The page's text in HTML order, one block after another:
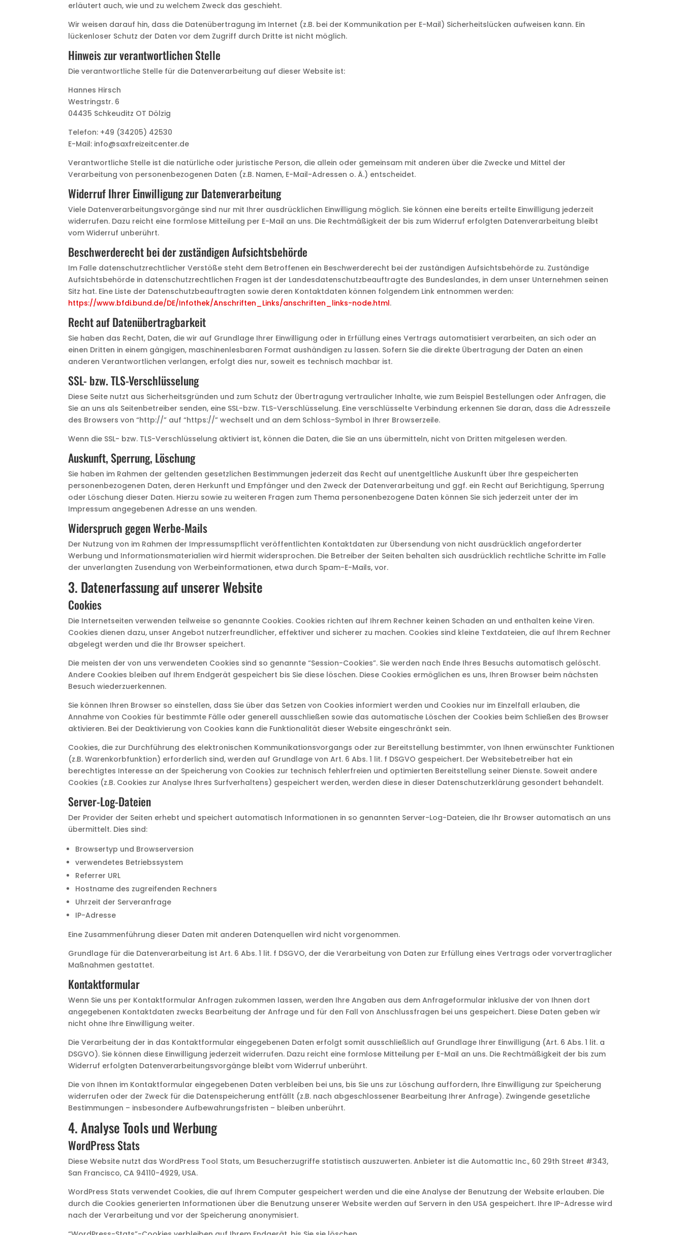
erläutert auch, wie und zu welchem Zweck das geschieht.
Wir weisen darauf hin, dass die Datenübertragung im Internet (z.B. bei der Kommunikation per E-Mail) Sicherheitslücken aufweisen kann. Ein
lückenloser Schutz der Daten vor dem Zugriff durch Dritte ist nicht möglich.
Hinweis zur verantwortlichen Stelle
Die verantwortliche Stelle für die Datenverarbeitung auf dieser Website ist:
Hannes Hirsch
Westringstr. 6
04435 Schkeuditz OT Dölzig
Telefon: +49 (34205) 42530
E-Mail: info@saxfreizeitcenter.de
Verantwortliche Stelle ist die natürliche oder juristische Person, die allein oder gemeinsam mit anderen über die Zwecke und Mittel der
Verarbeitung von personenbezogenen Daten (z.B. Namen, E-Mail-Adressen o. Ä.) entscheidet.
Widerruf Ihrer Einwilligung zur Datenverarbeitung
Viele Datenverarbeitungsvorgänge sind nur mit Ihrer ausdrücklichen Einwilligung möglich. Sie können eine bereits erteilte Einwilligung jederzeit
widerrufen. Dazu reicht eine formlose Mitteilung per E-Mail an uns. Die Rechtmäßigkeit der bis zum Widerruf erfolgten Datenverarbeitung bleibt
vom Widerruf unberührt.
Beschwerderecht bei der zuständigen Aufsichtsbehörde
Im Falle datenschutzrechtlicher Verstöße steht dem Betroffenen ein Beschwerderecht bei der zuständigen Aufsichtsbehörde zu. Zuständige
Aufsichtsbehörde in datenschutzrechtlichen Fragen ist der Landesdatenschutzbeauftragte des Bundeslandes, in dem unser Unternehmen seinen
Sitz hat. Eine Liste der Datenschutzbeauftragten sowie deren Kontaktdaten können folgendem Link entnommen werden:
https://www.bfdi.bund.de/DE/Infothek/Anschriften_Links/anschriften_links-node.html.
Recht auf Datenübertragbarkeit
Sie haben das Recht, Daten, die wir auf Grundlage Ihrer Einwilligung oder in Erfüllung eines Vertrags automatisiert verarbeiten, an sich oder an
einen Dritten in einem gängigen, maschinenlesbaren Format aushändigen zu lassen. Sofern Sie die direkte Übertragung der Daten an einen
anderen Verantwortlichen verlangen, erfolgt dies nur, soweit es technisch machbar ist.
SSL- bzw. TLS-Verschlüsselung
Diese Seite nutzt aus Sicherheitsgründen und zum Schutz der Übertragung vertraulicher Inhalte, wie zum Beispiel Bestellungen oder Anfragen, die
Sie an uns als Seitenbetreiber senden, eine SSL-bzw. TLS-Verschlüsselung. Eine verschlüsselte Verbindung erkennen Sie daran, dass die Adresszeile
des Browsers von “http://” auf “https://” wechselt und an dem Schloss-Symbol in Ihrer Browserzeile.
Wenn die SSL- bzw. TLS-Verschlüsselung aktiviert ist, können die Daten, die Sie an uns übermitteln, nicht von Dritten mitgelesen werden.
Auskunft, Sperrung, Löschung
Sie haben im Rahmen der geltenden gesetzlichen Bestimmungen jederzeit das Recht auf unentgeltliche Auskunft über Ihre gespeicherten
personenbezogenen Daten, deren Herkunft und Empfänger und den Zweck der Datenverarbeitung und ggf. ein Recht auf Berichtigung, Sperrung
oder Löschung dieser Daten. Hierzu sowie zu weiteren Fragen zum Thema personenbezogene Daten können Sie sich jederzeit unter der im
Impressum angegebenen Adresse an uns wenden.
Widerspruch gegen Werbe-Mails
Der Nutzung von im Rahmen der Impressumspflicht veröffentlichten Kontaktdaten zur Übersendung von nicht ausdrücklich angeforderter
Werbung und Informationsmaterialien wird hiermit widersprochen. Die Betreiber der Seiten behalten sich ausdrücklich rechtliche Schritte im Falle
der unverlangten Zusendung von Werbeinformationen, etwa durch Spam-E-Mails, vor.
3. Datenerfassung auf unserer Website
Cookies
Die Internetseiten verwenden teilweise so genannte Cookies. Cookies richten auf Ihrem Rechner keinen Schaden an und enthalten keine Viren.
Cookies dienen dazu, unser Angebot nutzerfreundlicher, effektiver und sicherer zu machen. Cookies sind kleine Textdateien, die auf Ihrem Rechner
abgelegt werden und die Ihr Browser speichert.
Die meisten der von uns verwendeten Cookies sind so genannte “Session-Cookies”. Sie werden nach Ende Ihres Besuchs automatisch gelöscht.
Andere Cookies bleiben auf Ihrem Endgerät gespeichert bis Sie diese löschen. Diese Cookies ermöglichen es uns, Ihren Browser beim nächsten
Besuch wiederzuerkennen.
Sie können Ihren Browser so einstellen, dass Sie über das Setzen von Cookies informiert werden und Cookies nur im Einzelfall erlauben, die
Annahme von Cookies für bestimmte Fälle oder generell ausschließen sowie das automatische Löschen der Cookies beim Schließen des Browser
aktivieren. Bei der Deaktivierung von Cookies kann die Funktionalität dieser Website eingeschränkt sein.
Cookies, die zur Durchführung des elektronischen Kommunikationsvorgangs oder zur Bereitstellung bestimmter, von Ihnen erwünschter Funktionen
(z.B. Warenkorbfunktion) erforderlich sind, werden auf Grundlage von Art. 6 Abs. 1 lit. f DSGVO gespeichert. Der Websitebetreiber hat ein
berechtigtes Interesse an der Speicherung von Cookies zur technisch fehlerfreien und optimierten Bereitstellung seiner Dienste. Soweit andere
Cookies (z.B. Cookies zur Analyse Ihres Surfverhaltens) gespeichert werden, werden diese in dieser Datenschutzerklärung gesondert behandelt.
Server-Log-Dateien
Der Provider der Seiten erhebt und speichert automatisch Informationen in so genannten Server-Log-Dateien, die Ihr Browser automatisch an uns
übermittelt. Dies sind:
Browsertyp und Browserversion
verwendetes Betriebssystem
Referrer URL
Hostname des zugreifenden Rechners
Uhrzeit der Serveranfrage
IP-Adresse
Eine Zusammenführung dieser Daten mit anderen Datenquellen wird nicht vorgenommen.
Grundlage für die Datenverarbeitung ist Art. 6 Abs. 1 lit. f DSGVO, der die Verarbeitung von Daten zur Erfüllung eines Vertrags oder vorvertraglicher
Maßnahmen gestattet.
Kontaktformular
Wenn Sie uns per Kontaktformular Anfragen zukommen lassen, werden Ihre Angaben aus dem Anfrageformular inklusive der von Ihnen dort
angegebenen Kontaktdaten zwecks Bearbeitung der Anfrage und für den Fall von Anschlussfragen bei uns gespeichert. Diese Daten geben wir
nicht ohne Ihre Einwilligung weiter.
Die Verarbeitung der in das Kontaktformular eingegebenen Daten erfolgt somit ausschließlich auf Grundlage Ihrer Einwilligung (Art. 6 Abs. 1 lit. a
DSGVO). Sie können diese Einwilligung jederzeit widerrufen. Dazu reicht eine formlose Mitteilung per E-Mail an uns. Die Rechtmäßigkeit der bis zum
Widerruf erfolgten Datenverarbeitungsvorgänge bleibt vom Widerruf unberührt.
Die von Ihnen im Kontaktformular eingegebenen Daten verbleiben bei uns, bis Sie uns zur Löschung auffordern, Ihre Einwilligung zur Speicherung
widerrufen oder der Zweck für die Datenspeicherung entfällt (z.B. nach abgeschlossener Bearbeitung Ihrer Anfrage). Zwingende gesetzliche
Bestimmungen – insbesondere Aufbewahrungsfristen – bleiben unberührt.
4. Analyse Tools und Werbung
WordPress Stats
Diese Website nutzt das WordPress Tool Stats, um Besucherzugriffe statistisch auszuwerten. Anbieter ist die Automattic Inc., 60 29th Street #343,
San Francisco, CA 94110-4929, USA.
WordPress Stats verwendet Cookies, die auf Ihrem Computer gespeichert werden und die eine Analyse der Benutzung der Website erlauben. Die
durch die Cookies generierten Informationen über die Benutzung unserer Website werden auf Servern in den USA gespeichert. Ihre IP-Adresse wird
nach der Verarbeitung und vor der Speicherung anonymisiert.